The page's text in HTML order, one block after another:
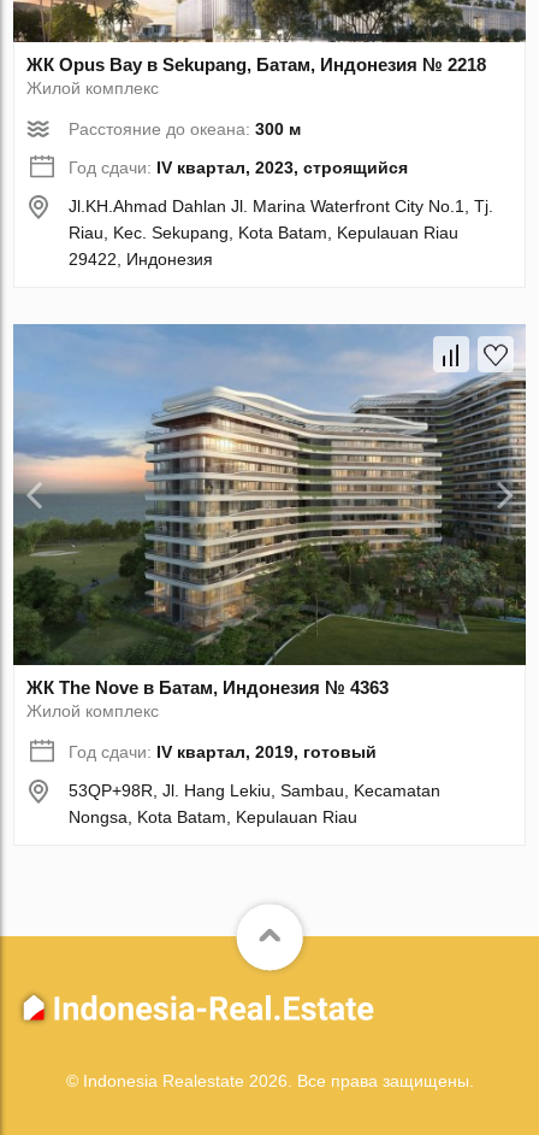
ЖК Opus Bay в Sekupang, Батам, Индонезия № 2218
Жилой комплекс
Расстояние до океана:300 м
Год сдачи: IV квартал, 2023, строящийся
Jl.KH.Ahmad Dahlan Jl. Marina Waterfront City No.1, Tj.
Riau, Kec. Sekupang, Kota Batam, Kepulauan Riau
29422, Индонезия
ЖК The Nove в Батам, Индонезия № 4363
Жилой комплекс
Год сдачи: IV квартал, 2019, готовый
53QP+98R, Jl. Hang Lekiu, Sambau, Kecamatan
Nongsa, Kota Batam, Kepulauan Riau
© Indonesia Realestate 2026. Все права защищены.